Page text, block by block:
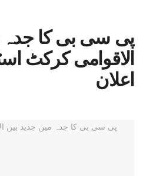
پی سی بی کا جدہ
الاقوامی کرکٹ
اعلان